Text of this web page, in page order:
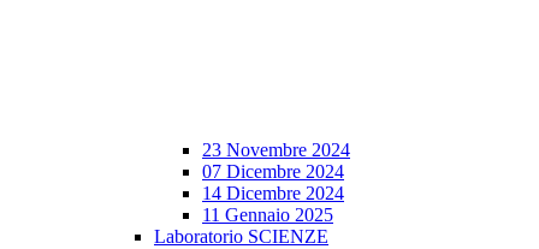
23 Novembre 2024
07 Dicembre 2024
14 Dicembre 2024
11 Gennaio 2025
Laboratorio SCIENZE